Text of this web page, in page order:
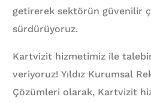
getirerek sektörün güvenilir
sürdürüyoruz.
Kartvizit hizmetimiz ile
veriyoruz! Yıldız Kurumsal
Çözümleri olarak, Kartvizit